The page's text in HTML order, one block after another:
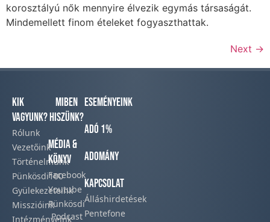
korosztályú nők mennyire élvezik egymás társaságát.
Mindemellett finom ételeket fogyaszthattak.
Next →
Kik
vagyunk?
Rólunk
Vezetőink
Történelmünk​
Pünkösdi100
Gyülekezeteink​
Misszióink​
Intézményeink
Miben
hiszünk?
Média &
Könyv
Facebook​
Youtube
Pünkösdi
Podcast​
Eseményeink
Adó 1%
Adomány
Kapcsolat
Álláshirdetések
Pentefone